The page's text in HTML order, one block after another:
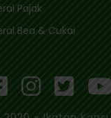
Pajak
Bea & Cukai